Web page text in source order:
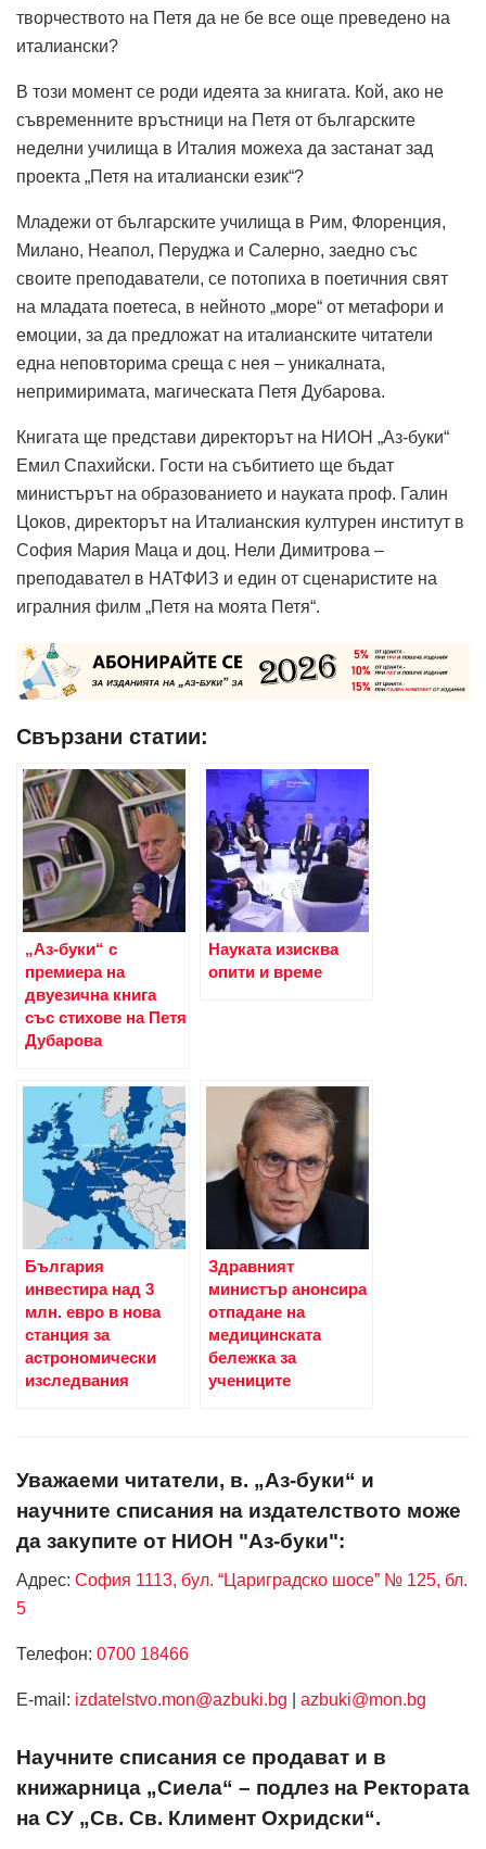
творчеството на Петя да не бе все още преведено на
италиански?
В този момент се роди идеята за книгата. Кой, ако не
съвременните връстници на Петя от българските
неделни училища в Италия можеха да застанат зад
проекта „Петя на италиански език“?
Младежи от българските училища в Рим, Флоренция,
Милано, Неапол, Перуджа и Салерно, заедно със
своите преподаватели, се потопиха в поетичния свят
на младата поетеса, в нейното „море“ от метафори и
емоции, за да предложат на италианските читатели
една неповторима среща с нея – уникалната,
непримиримата, магическата Петя Дубарова.
Книгата ще представи директорът на НИОН „Аз-буки“
Емил Спахийски. Гости на събитието ще бъдат
министърът на образованието и науката проф. Галин
Цоков, директорът на Италианския културен институт в
София Мария Маца и доц. Нели Димитрова –
преподавател в НАТФИЗ и един от сценаристите на
игралния филм „Петя на моята Петя“.
Свързани статии:
„Аз-буки“ с
премиера на
двуезична книга
със стихове на Петя
Дубарова
Науката изисква
опити и време
България
инвестира над 3
млн. евро в нова
станция за
астрономически
изследвания
Здравният
министър анонсира
отпадане на
медицинската
бележка за
учениците
Уважаеми читатели, в. „Аз-буки“ и
научните списания на издателството може
да закупите от НИОН "Аз-буки":
Адрес: София 1113, бул. “Цариградско шосе” № 125, бл.
5
Телефон: 0700 18466
Е-mail: izdatelstvo.mon@azbuki.bg azbuki@mon.bg
Научните списания се продават и в
книжарница „Сиела“ – подлез на Ректората
на СУ „Св. Св. Климент Охридски“.